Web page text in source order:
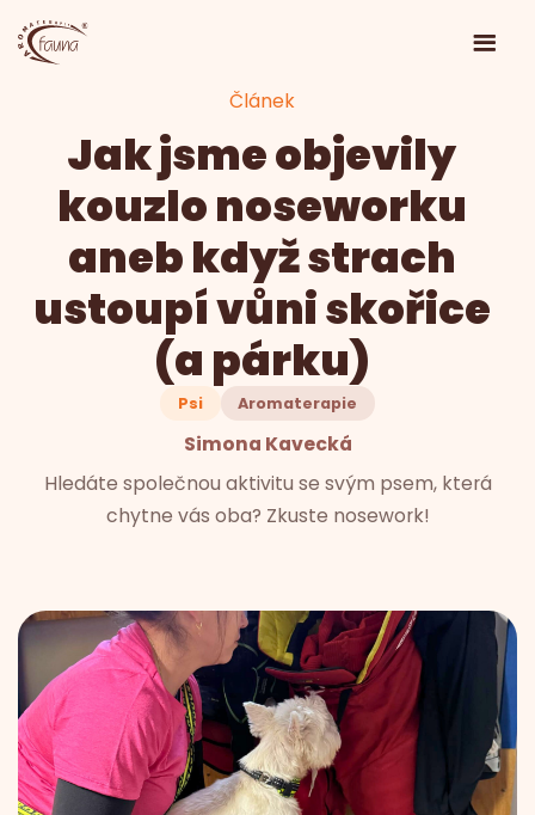
Článek
Jak jsme objevily
kouzlo noseworku
aneb když strach
ustoupí vůni skořice
(a párku)
Psi Aromaterapie
Simona Kavecká
Hledáte společnou aktivitu se svým psem, která
chytne vás oba? Zkuste nosework!